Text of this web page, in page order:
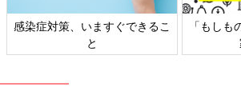
赤ちゃん・
日本外来小児科学会リーフレッ